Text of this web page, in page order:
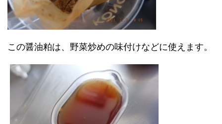
この醤油粕は、野菜炒めの味付けなどに使えます。